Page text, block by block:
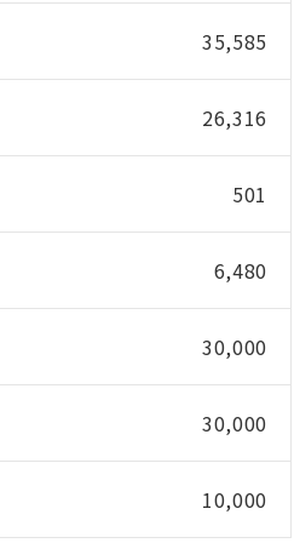
35,585
26,316
501
6,480
30,000
30,000
10,000